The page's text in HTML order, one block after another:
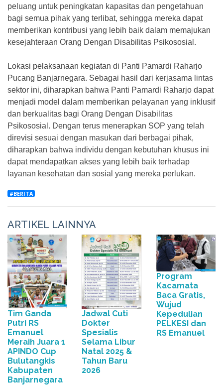
peluang untuk peningkatan kapasitas dan pengetahuan
bagi semua pihak yang terlibat, sehingga mereka dapat
memberikan kontribusi yang lebih baik dalam memajukan
kesejahteraan Orang Dengan Disabilitas Psikososial.
Lokasi pelaksanaan kegiatan di Panti Pamardi Raharjo
Pucang Banjarnegara. Sebagai hasil dari kerjasama lintas
sektor ini, diharapkan bahwa Panti Pamardi Raharjo dapat
menjadi model dalam memberikan pelayanan yang inklusif
dan berkualitas bagi Orang Dengan Disabilitas
Psikososial. Dengan terus menerapkan SOP yang telah
direvisi sesuai dengan masukan dari berbagai pihak,
diharapkan bahwa individu dengan kebutuhan khusus ini
dapat mendapatkan akses yang lebih baik terhadap
layanan kesehatan dan sosial yang mereka perlukan.
#BERITA
ARTIKEL LAINNYA
Tim Ganda
Putri RS
Emanuel
Meraih Juara 1
APINDO Cup
Bulutangkis
Kabupaten
Banjarnegara
Jadwal Cuti
Dokter
Spesialis
Selama Libur
Natal 2025 &
Tahun Baru
2026
Program
Kacamata
Baca Gratis,
Wujud
Kepedulian
PELKESI dan
RS Emanuel